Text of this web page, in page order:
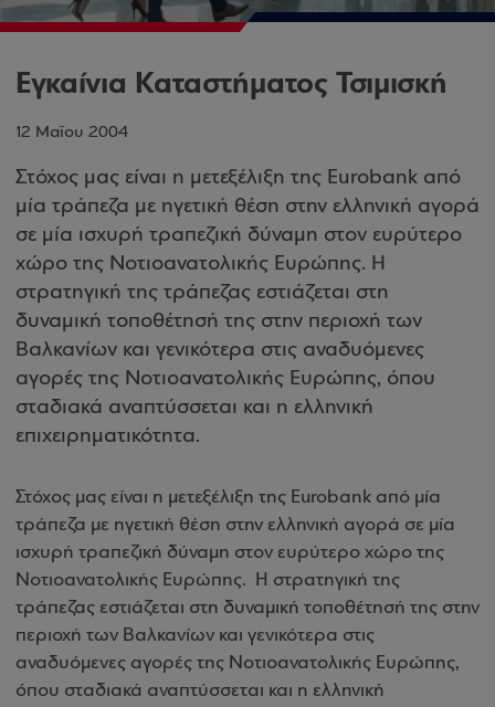
Εγκαίνια Καταστήματος Τσιμισκή
12 Μαΐου 2004
Στόχος μας είναι η μετεξέλιξη της Eurobank από
μία τράπεζα με ηγετική θέση στην ελληνική αγορά
σε μία ισχυρή τραπεζική δύναμη στον ευρύτερο
χώρο της Νοτιοανατολικής Ευρώπης. Η
στρατηγική της τράπεζας εστιάζεται στη
δυναμική τοποθέτησή της στην περιοχή των
Βαλκανίων και γενικότερα στις αναδυόμενες
αγορές της Νοτιοανατολικής Ευρώπης, όπου
σταδιακά αναπτύσσεται και η ελληνική
επιχειρηματικότητα.
Στόχος μας είναι η μετεξέλιξη της Eurobank από μία
τράπεζα με ηγετική θέση στην ελληνική αγορά σε μία
ισχυρή τραπεζική δύναμη στον ευρύτερο χώρο της
Νοτιοανατολικής Ευρώπης. Η στρατηγική της
τράπεζας εστιάζεται στη δυναμική τοποθέτησή της στην
περιοχή των Βαλκανίων και γενικότερα στις
αναδυόμενες αγορές της Νοτιοανατολικής Ευρώπης,
όπου σταδιακά αναπτύσσεται και η ελληνική